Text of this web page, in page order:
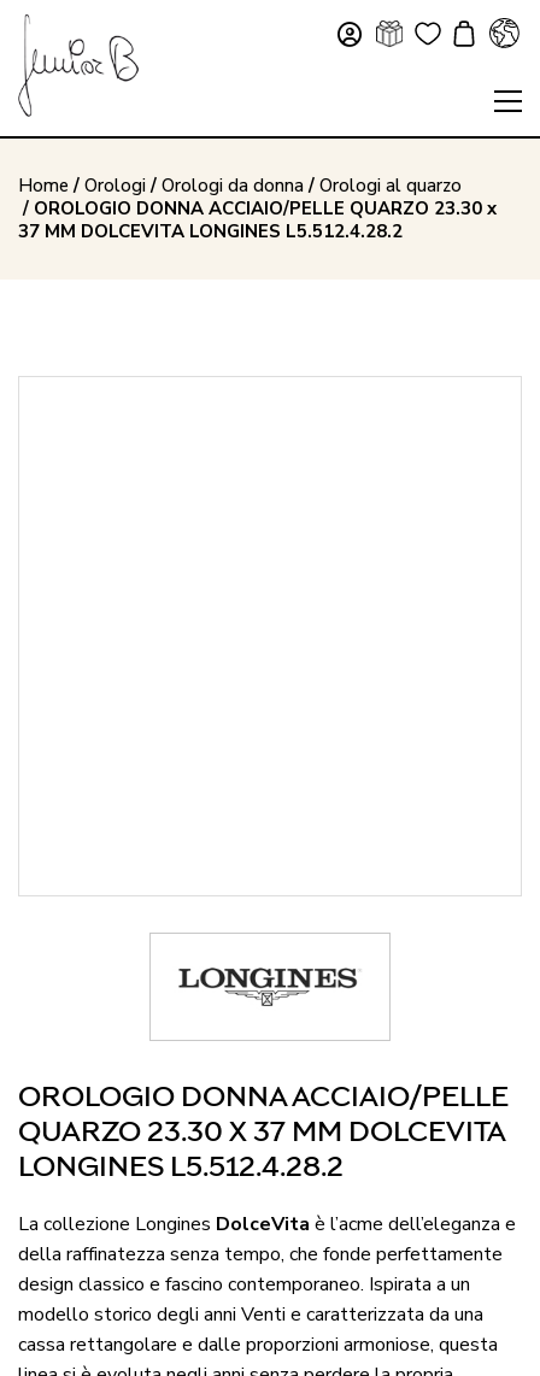
Home / Orologi/ Orologi da donna/ Orologi al quarzo
/ OROLOGIO DONNA ACCIAIO/PELLE QUARZO 23.30 x
37 MM DOLCEVITA LONGINES L5.512.4.28.2
OROLOGIO DONNA ACCIAIO/PELLE
QUARZO 23.30 X 37 MM DOLCEVITA
LONGINES L5.512.4.28.2
La collezione Longines DolceVita è l’acme dell’eleganza e
della raffinatezza senza tempo, che fonde perfettamente
design classico e fascino contemporaneo. Ispirata a un
modello storico degli anni Venti e caratterizzata da una
cassa rettangolare e dalle proporzioni armoniose, questa